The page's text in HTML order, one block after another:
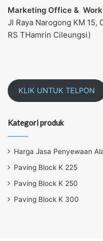
Marketing Office &
Jl Raya Narogong KM 15,
RS THamrin Cileungsi)
KLIK UNTUK TELPON
Kategori produk
Harga Jasa Penyewaan
Paving Block K 225
Paving Block K 250
Paving Block K 300